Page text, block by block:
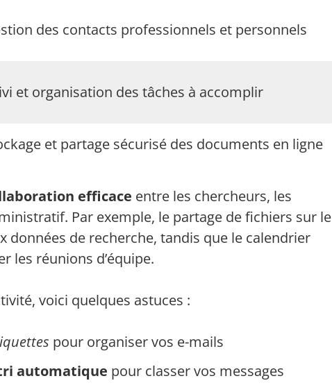
des contacts professionnels et personnels
et organisation des tâches à accomplir
et partage sécurisé des documents en ligne
efficace entre les chercheurs, les
Par exemple, le partage de fichiers sur le
données de recherche, tandis que le calendrier
les réunions d’équipe.
voici quelques astuces :
pour organiser vos e-mails
automatique pour classer vos messages